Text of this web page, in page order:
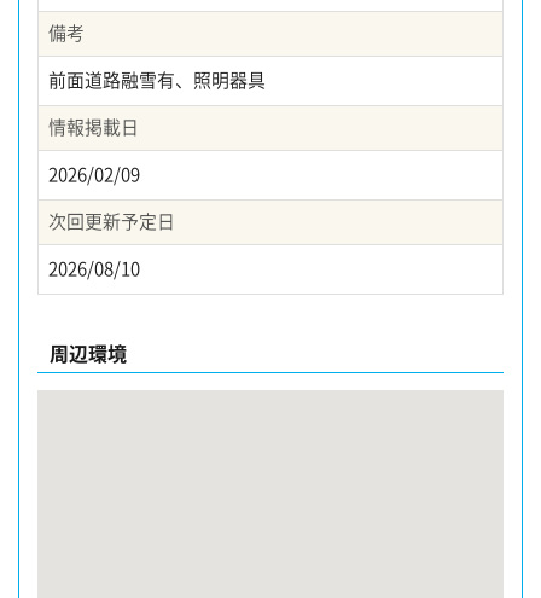
備考
前面道路融雪有、照明器具
情報掲載日
2026/02/09
次回更新予定日
2026/08/10
周辺環境